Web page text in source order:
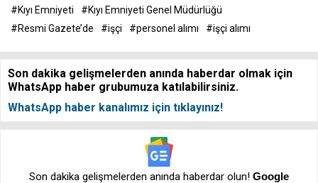
#Kıyı Emniyeti
#Kıyı Emniyeti Genel Müdürlüğü
#Resmi Gazete’de
#işçi #personel alımı #işçi alımı
Son dakika gelişmelerden anında haberdar olmak için
WhatsApp haber grubumuza katılabilirsiniz.
WhatsApp haber kanalımız için tıklayınız!
Son dakika gelişmelerden anında haberdar olun! Google